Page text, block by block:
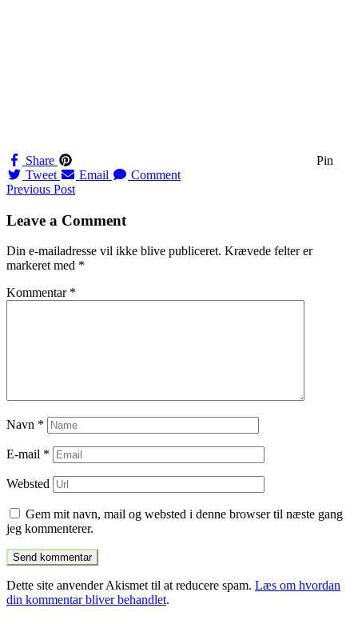
Share
Pin
Tweet
Email Comment
Navigation
til
Previous Post
Leave a Comment
Din e-mailadresse vil ikke blive publiceret. Krævede felter er
markeret med *
Kommentar *
Navn *
E-mail *
Websted
Gem mit navn, mail og websted i denne browser til næste gang
jeg kommenterer.
Dette site anvender Akismet til at reducere spam. Læs om hvordan
din kommentar bliver behandlet.